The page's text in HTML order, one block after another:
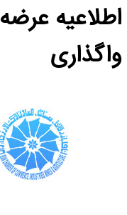
اطلاعیه
واگذاری